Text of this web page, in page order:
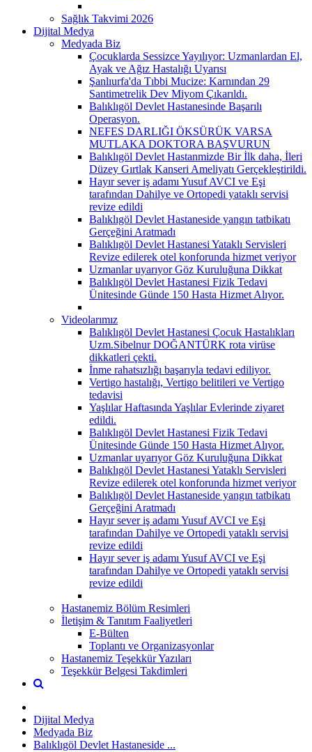
Sağlık Takvimi 2026
Dijital Medya
Medyada Biz
Çocuklarda Sessizce Yayılıyor: Uzmanlardan El,
Ayak ve Ağız Hastalığı Uyarısı
Şanlıurfa'da Tıbbi Mucize: Karnından 29
Santimetrelik Dev Miyom Çıkarıldı.
Balıklıgöl Devlet Hastanesinde Başarılı
Operasyon.
NEFES DARLIĞI ÖKSÜRÜK VARSA
MUTLAKA DOKTORA BAŞVURUN
Balıklıgöl Devlet Hastanmizde Bir İlk daha, İleri
Düzey Gırtlak Kanseri Ameliyatı Gerçekleştirildi.
Hayır sever iş adamı Yusuf AVCI ve Eşi
tarafından Dahilye ve Ortopedi yataklı servisi
revize edildi
Balıklıgöl Devlet Hastaneside yangın tatbikatı
Gerçeğini Aratmadı
Balıklıgöl Devlet Hastanesi Yataklı Servisleri
Revize edilerek otel konforunda hizmet veriyor
Uzmanlar uyarıyor Göz Kuruluğuna Dikkat
Balıklıgöl Devlet Hastanesi Fizik Tedavi
Ünitesinde Günde 150 Hasta Hizmet Alıyor.
Videolarımız
Balıklıgöl Devlet Hastanesi Çocuk Hastalıkları
Uzm.Sibelnur DOĞANTÜRK rota virüse
dikkatleri çekti.
İnme rahatsızlığı başarıyla tedavi ediliyor.
Vertigo hastalığı, Vertigo belitileri ve Vertigo
tedavisi
Yaşlılar Haftasında Yaşlılar Evlerinde ziyaret
edildi.
Balıklıgöl Devlet Hastanesi Fizik Tedavi
Ünitesinde Günde 150 Hasta Hizmet Alıyor.
Uzmanlar uyarıyor Göz Kuruluğuna Dikkat
Balıklıgöl Devlet Hastanesi Yataklı Servisleri
Revize edilerek otel konforunda hizmet veriyor
Balıklıgöl Devlet Hastaneside yangın tatbikatı
Gerçeğini Aratmadı
Hayır sever iş adamı Yusuf AVCI ve Eşi
tarafından Dahilye ve Ortopedi yataklı servisi
revize edildi
Hayır sever iş adamı Yusuf AVCI ve Eşi
tarafından Dahilye ve Ortopedi yataklı servisi
revize edildi
Hastanemiz Bölüm Resimleri
İletişim & Tanıtım Faaliyetleri
E-Bülten
Toplantı ve Organizasyonlar
Hastanemiz Teşekkür Yazıları
Teşekkür Belgesi Takdimleri
Dijital Medya
Medyada Biz
Balıklıgöl Devlet Hastaneside ...